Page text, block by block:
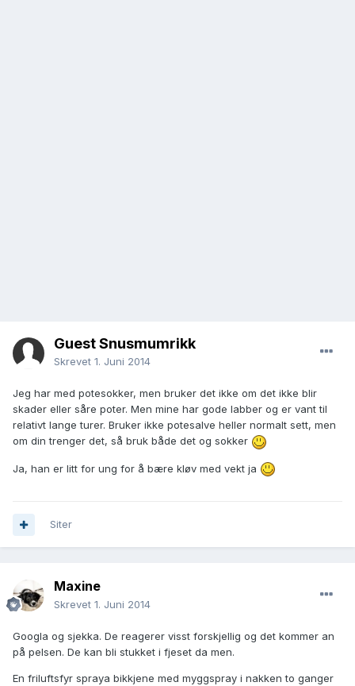
Guest Snusmumrikk
Skrevet 1. Juni 2014
Jeg har med potesokker, men bruker det ikke om det ikke blir
skader eller såre poter. Men mine har gode labber og er vant til
relativt lange turer. Bruker ikke potesalve heller normalt sett, men
om din trenger det, så bruk både det og sokker
Ja, han er litt for ung for å bære kløv med vekt ja
Siter
Maxine
Skrevet 1. Juni 2014
Googla og sjekka. De reagerer visst forskjellig og det kommer an
på pelsen. De kan bli stukket i fjeset da men.
En friluftsfyr spraya bikkjene med myggspray i nakken to ganger